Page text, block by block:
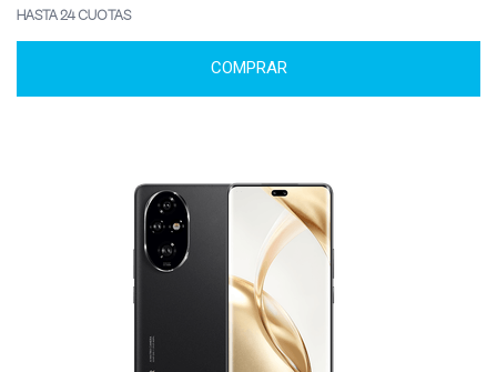
HASTA 24 CUOTAS
COMPRAR